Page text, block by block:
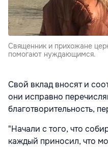
Священник и прихожане
помогают нуждающимся.
Свой вклад вносят и
они исправно
благотворительность,
"Начали с того, что
каждый приносил, что